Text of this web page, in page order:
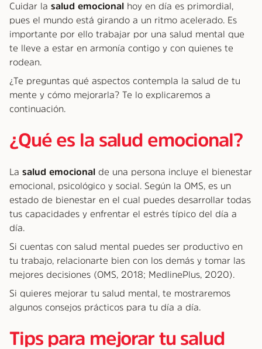
Cuidar la salud emocional hoy en día es primordial,
pues el mundo está girando a un ritmo acelerado. Es
importante por ello trabajar por una salud mental que
te lleve a estar en armonía contigo y con quienes te
rodean.
¿Te preguntas qué aspectos contempla la salud de tu
mente y cómo mejorarla? Te lo explicaremos a
continuación.
¿Qué es la salud emocional?
La salud emocional de una persona incluye el bienestar
emocional, psicológico y social. Según la OMS, es un
estado de bienestar en el cual puedes desarrollar todas
tus capacidades y enfrentar el estrés típico del día a
día.
Si cuentas con salud mental puedes ser productivo en
tu trabajo, relacionarte bien con los demás y tomar las
mejores decisiones (OMS, 2018; MedlinePlus, 2020).
Si quieres mejorar tu salud mental, te mostraremos
algunos consejos prácticos para tu día a día.
Tips para mejorar tu salud